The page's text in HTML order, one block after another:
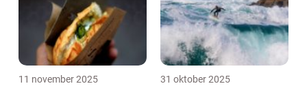
11 november 2025 31 oktober 2025